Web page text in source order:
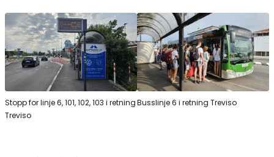
Stopp for linje 6, 101, 102, 103 i retning
Treviso
Busslinje 6 i retning Treviso